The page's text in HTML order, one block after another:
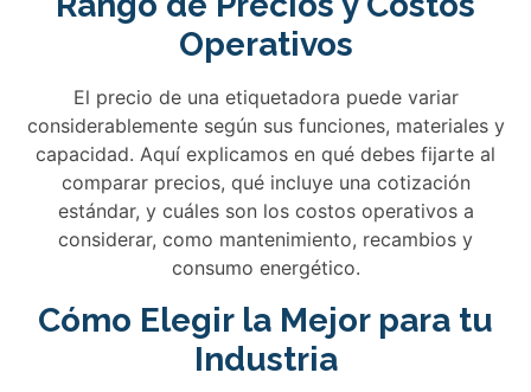
Operativos
El precio de una etiquetadora puede variar
considerablemente según sus funciones, materiales y
capacidad. Aquí explicamos en qué debes fijarte al
comparar precios, qué incluye una cotización
estándar, y cuáles son los costos operativos a
considerar, como mantenimiento, recambios y
consumo energético.
Cómo Elegir la Mejor para tu
Industria